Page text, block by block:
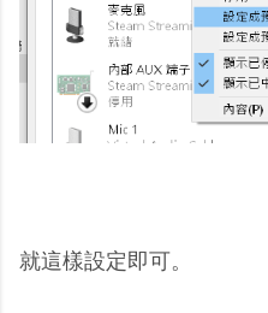
就這樣設定即可。